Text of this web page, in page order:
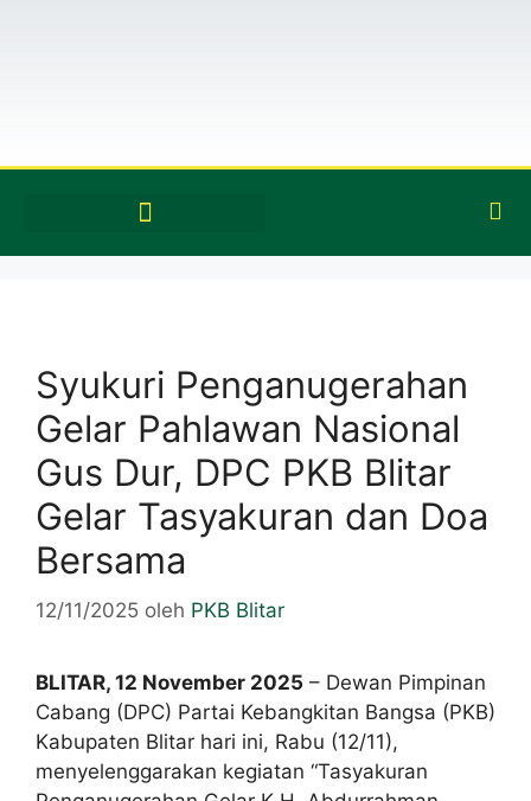
Syukuri Penganugerahan
Gelar Pahlawan Nasional
Gus Dur, DPC PKB Blitar
Gelar Tasyakuran dan Doa
Bersama
12/11/2025 oleh PKB Blitar
BLITAR, 12 November 2025 – Dewan Pimpinan
Cabang (DPC) Partai Kebangkitan Bangsa (PKB)
Kabupaten Blitar hari ini, Rabu (12/11),
menyelenggarakan kegiatan “Tasyakuran